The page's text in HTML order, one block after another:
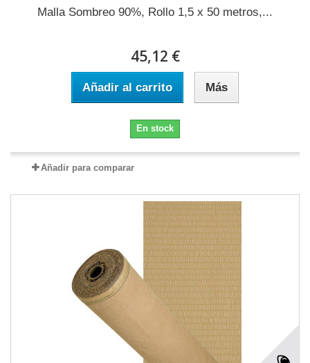
Malla Sombreo 90%, Rollo 1,5 x 50 metros,...
45,12 €
Añadir al carrito Más
En stock
Añadir para comparar